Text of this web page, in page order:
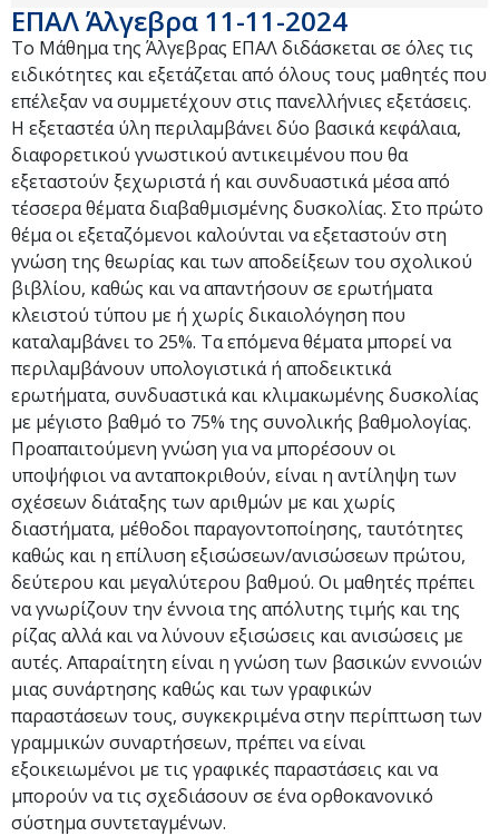
ΕΠΑΛ Άλγεβρα 11-11-2024
Το Μάθημα της Άλγεβρας ΕΠΑΛ διδάσκεται σε όλες τις
ειδικότητες και εξετάζεται από όλους τους μαθητές που
επέλεξαν να συμμετέχουν στις πανελλήνιες εξετάσεις.
Η εξεταστέα ύλη περιλαμβάνει δύο βασικά κεφάλαια,
διαφορετικού γνωστικού αντικειμένου που θα
εξεταστούν ξεχωριστά ή και συνδυαστικά μέσα από
τέσσερα θέματα διαβαθμισμένης δυσκολίας. Στο πρώτο
θέμα οι εξεταζόμενοι καλούνται να εξεταστούν στη
γνώση της θεωρίας και των αποδείξεων του σχολικού
βιβλίου, καθώς και να απαντήσουν σε ερωτήματα
κλειστού τύπου με ή χωρίς δικαιολόγηση που
καταλαμβάνει το 25%. Τα επόμενα θέματα μπορεί να
περιλαμβάνουν υπολογιστικά ή αποδεικτικά
ερωτήματα, συνδυαστικά και κλιμακωμένης δυσκολίας
με μέγιστο βαθμό το 75% της συνολικής βαθμολογίας.
Προαπαιτούμενη γνώση για να μπορέσουν οι
υποψήφιοι να ανταποκριθούν, είναι η αντίληψη των
σχέσεων διάταξης των αριθμών με και χωρίς
διαστήματα, μέθοδοι παραγοντοποίησης, ταυτότητες
καθώς και η επίλυση εξισώσεων/ανισώσεων πρώτου,
δεύτερου και μεγαλύτερου βαθμού. Οι μαθητές πρέπει
να γνωρίζουν την έννοια της απόλυτης τιμής και της
ρίζας αλλά και να λύνουν εξισώσεις και ανισώσεις με
αυτές. Απαραίτητη είναι η γνώση των βασικών εννοιών
μιας συνάρτησης καθώς και των γραφικών
παραστάσεων τους, συγκεκριμένα στην περίπτωση των
γραμμικών συναρτήσεων, πρέπει να είναι
εξοικειωμένοι με τις γραφικές παραστάσεις και να
μπορούν να τις σχεδιάσουν σε ένα ορθοκανονικό
σύστημα συντεταγμένων.